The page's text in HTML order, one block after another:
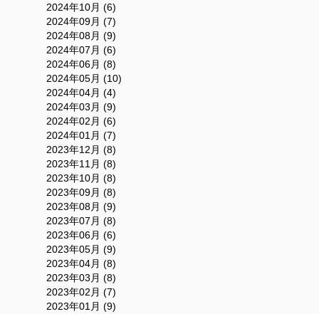
2024年10月 (6)
2024年09月 (7)
2024年08月 (9)
2024年07月 (6)
2024年06月 (8)
2024年05月 (10)
2024年04月 (4)
2024年03月 (9)
2024年02月 (6)
2024年01月 (7)
2023年12月 (8)
2023年11月 (8)
2023年10月 (8)
2023年09月 (8)
2023年08月 (9)
2023年07月 (8)
2023年06月 (6)
2023年05月 (9)
2023年04月 (8)
2023年03月 (8)
2023年02月 (7)
2023年01月 (9)